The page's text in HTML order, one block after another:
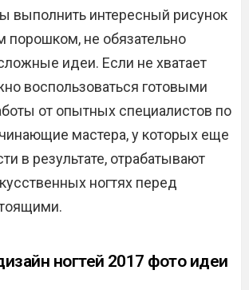
выполнить интересный рисунок
не обязательно
идеи. Если не хватает
воспользоваться готовыми
от опытных специалистов по
мастера, у которых еще
в результате, отрабатывают
ногтях перед
ногтей 2017 фото идеи